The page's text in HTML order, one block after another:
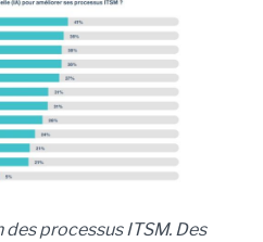
processus ITSM. Des